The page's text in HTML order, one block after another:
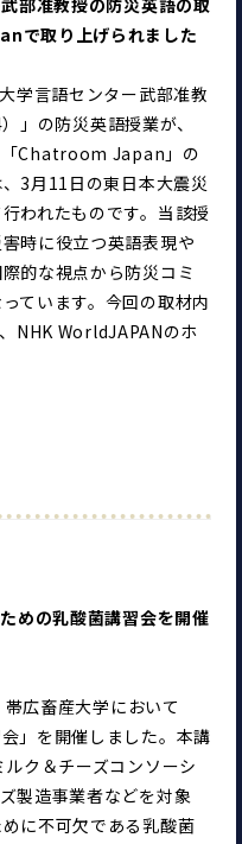
で取り上げられました
学言語センター武部准教
」の防災英語授業が、
「Chatroom Japan」の
3月11日の東日本大震災
われたものです。当該授
時に役立つ英語表現や
的な視点から防災コミ
ています。今回の取材内
NHK WorldJAPANのホ
めの乳酸菌講習会を開催
広畜産大学において
」を開催しました。本講
ク＆チーズコンソーシ
製造事業者などを対象
に不可欠である乳酸菌